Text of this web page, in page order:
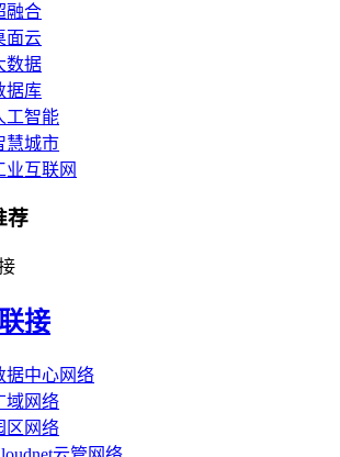
融合
面云
数据
据库
工智能
慧城市
业互联网
荐
接
据中心网络
域网络
区网络